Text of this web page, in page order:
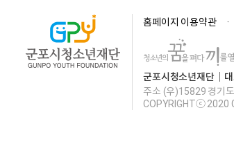
홈페이지 이용약관
군포시청소년재단｜
주소 (우)15829 경기
COPYRIGHTⓒ 2020